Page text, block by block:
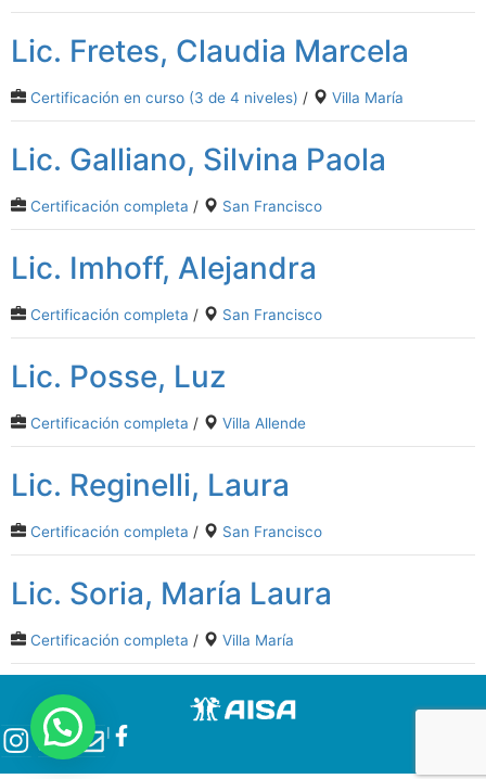
Lic. Fretes, Claudia Marcela
Certificación en curso (3 de 4 niveles) / Villa María
Lic. Galliano, Silvina Paola
Certificación completa / San Francisco
Lic. Imhoff, Alejandra
Certificación completa / San Francisco
Lic. Posse, Luz
Certificación completa / Villa Allende
Lic. Reginelli, Laura
Certificación completa / San Francisco
Lic. Soria, María Laura
Certificación completa / Villa María
l l